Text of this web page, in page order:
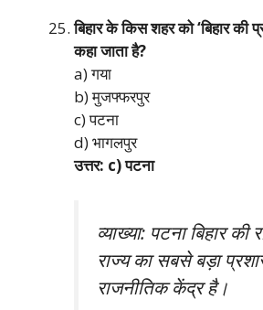
बिहार के किस शहर को ‘बिहार की
कहा जाता है?
a) गया
b) मुजफ्फरपुर
c) पटना
d) भागलपुर
उत्तर: c) पटना
व्याख्या: पटना बिहार
राज्य का सबसे बड़ा
राजनीतिक केंद्र है।